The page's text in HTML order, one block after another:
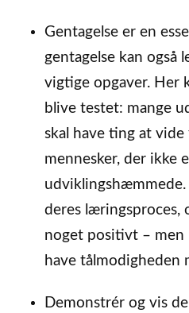
Gentagelse er en
gentagelse kan også
vigtige opgaver. Her
blive testet: mange
skal have ting at vide
mennesker, der ikke
deres læringsproces,
noget positivt – men
have tålmodigheden
Demonstrér og vis